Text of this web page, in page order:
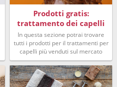
Prodotti gratis:
trattamento dei capelli
In questa sezione potrai trovare
tutti i prodotti per il trattamenti per
capelli più venduti sul mercato